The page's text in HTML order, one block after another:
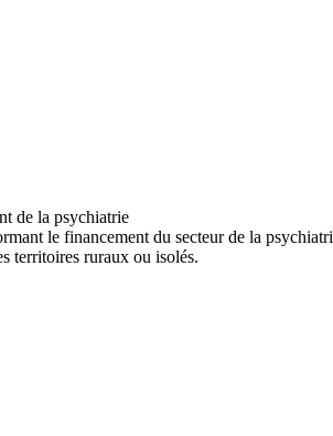
le financement du secteur de la
territoires ruraux ou isolés.